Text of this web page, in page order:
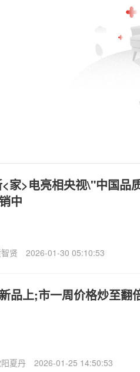
家>电亮相央视\"中国品
中
贤 2026-01-30 05:10:53
品上;市一周价格炒至翻
夏丹 2026-01-25 14:50:53